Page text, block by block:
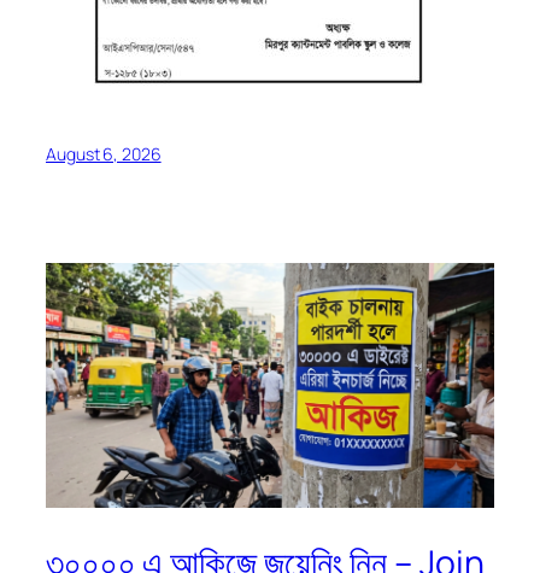
August 6, 2026
৩০০০০ এ আকিজে জয়েনিং নিন – Join